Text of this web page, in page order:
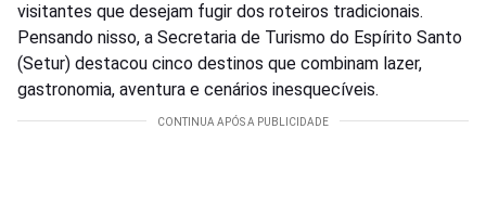
visitantes que desejam fugir dos roteiros tradicionais.
Pensando nisso, a Secretaria de Turismo do Espírito Santo
(Setur) destacou cinco destinos que combinam lazer,
gastronomia, aventura e cenários inesquecíveis.